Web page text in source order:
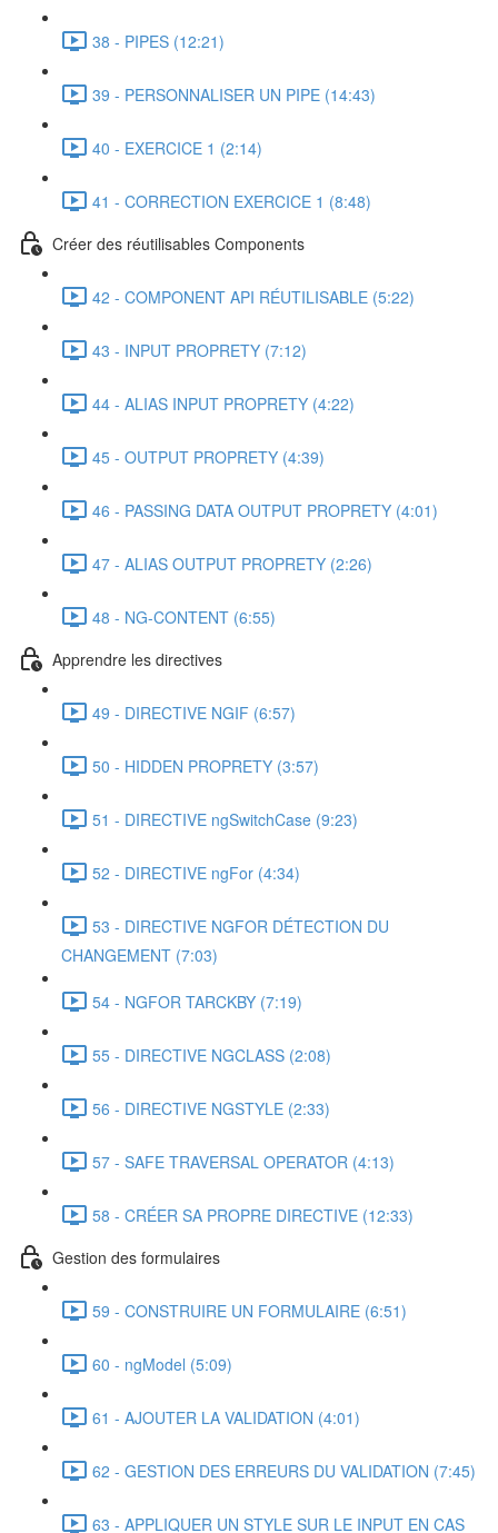
38 - PIPES (12:21)
39 - PERSONNALISER UN PIPE (14:43)
40 - EXERCICE 1 (2:14)
41 - CORRECTION EXERCICE 1 (8:48)
Créer des réutilisables Components
42 - COMPONENT API RÉUTILISABLE (5:22)
43 - INPUT PROPRETY (7:12)
44 - ALIAS INPUT PROPRETY (4:22)
45 - OUTPUT PROPRETY (4:39)
46 - PASSING DATA OUTPUT PROPRETY (4:01)
47 - ALIAS OUTPUT PROPRETY (2:26)
48 - NG-CONTENT (6:55)
Apprendre les directives
49 - DIRECTIVE NGIF (6:57)
50 - HIDDEN PROPRETY (3:57)
51 - DIRECTIVE ngSwitchCase (9:23)
52 - DIRECTIVE ngFor (4:34)
53 - DIRECTIVE NGFOR DÉTECTION DU
CHANGEMENT (7:03)
54 - NGFOR TARCKBY (7:19)
55 - DIRECTIVE NGCLASS (2:08)
56 - DIRECTIVE NGSTYLE (2:33)
57 - SAFE TRAVERSAL OPERATOR (4:13)
58 - CRÉER SA PROPRE DIRECTIVE (12:33)
Gestion des formulaires
59 - CONSTRUIRE UN FORMULAIRE (6:51)
60 - ngModel (5:09)
61 - AJOUTER LA VALIDATION (4:01)
62 - GESTION DES ERREURS DU VALIDATION (7:45)
63 - APPLIQUER UN STYLE SUR LE INPUT EN CAS